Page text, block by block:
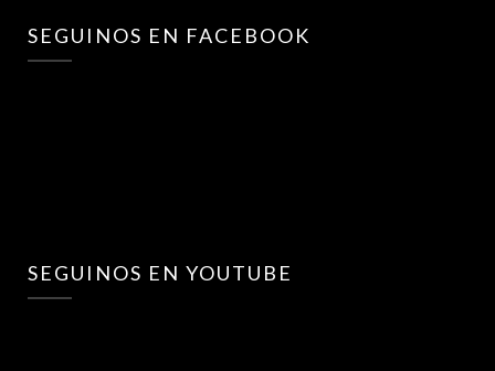
SEGUINOS EN FACEBOOK
SEGUINOS EN YOUTUBE